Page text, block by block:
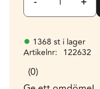
1368 st i lager
Artikelnr
122632
0